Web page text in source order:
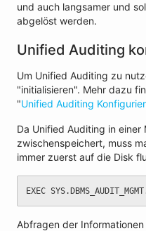
und auch langsamer und
abgelöst werden.
Unified Auditing
Um Unified Auditing zu
"initialisieren". Mehr dazu
"Unified Auditing
Da Unified Auditing in einer
zwischenspeichert, muss
immer zuerst auf die Disk
EXEC
Abfragen der